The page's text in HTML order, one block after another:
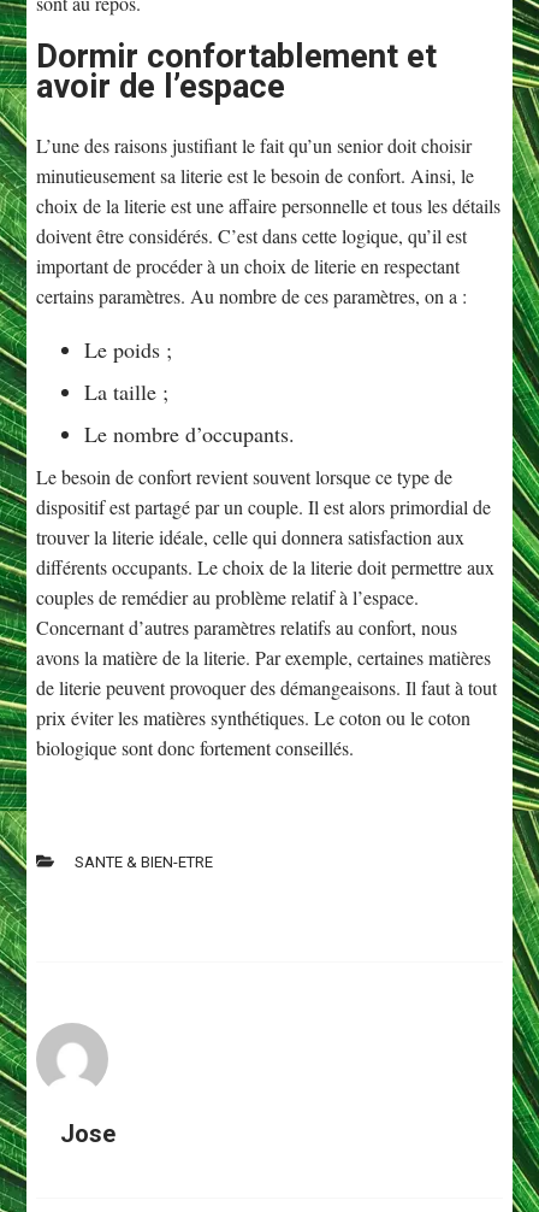
Dormir confortablement et
avoir de l’espace
L’une des raisons justifiant le fait qu’un senior doit choisir
minutieusement sa literie est le besoin de confort. Ainsi, le
choix de la literie est une affaire personnelle et tous les détails
doivent être considérés. C’est dans cette logique, qu’il est
important de procéder à un choix de literie en respectant
certains paramètres. Au nombre de ces paramètres, on a :
Le poids ;
La taille ;
Le nombre d’occupants.
Le besoin de confort revient souvent lorsque ce type de
dispositif est partagé par un couple. Il est alors primordial de
trouver la literie idéale, celle qui donnera satisfaction aux
différents occupants. Le choix de la literie doit permettre aux
couples de remédier au problème relatif à l’espace.
Concernant d’autres paramètres relatifs au confort, nous
avons la matière de la literie. Par exemple, certaines matières
de literie peuvent provoquer des démangeaisons. Il faut à tout
prix éviter les matières synthétiques. Le coton ou le coton
biologique sont donc fortement conseillés.
SANTE & BIEN-ETRE
Jose